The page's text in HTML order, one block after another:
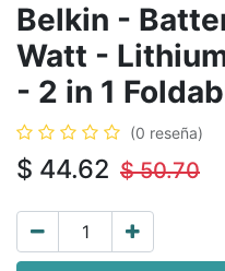
Belkin -
Watt -
- 2 in 1
(0 reseña)
$ 44.62 $50.70